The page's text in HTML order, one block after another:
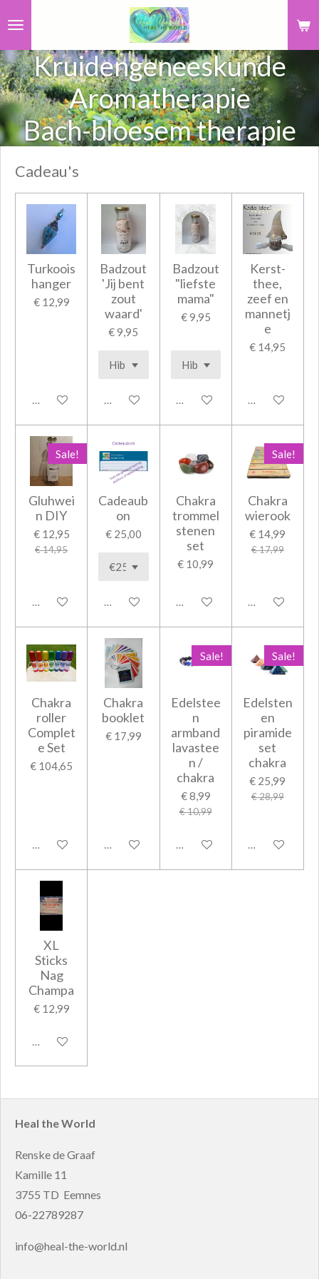
naar
de
hoofdinhoud
Kruidengeneeskunde
Aromatherapie
Bach-bloesem therapie
Cadeau's
Turkoois
hanger
€ 12,99
In winkelwagen
Badzout
'Jij bent
zout
waard'
€ 9,95
In winkelwagen
Badzout
"liefste
mama"
€ 9,95
In winkelwagen
Kerst-
thee,
zeef en
mannetj
e
€ 14,95
In
Sale!
Gluhwei
n DIY
€ 12,95
€ 14,95
In winkelwagen
Cadeaub
on
€ 25,00
In winkelwagen
Chakra
trommel
stenen
set
€ 10,99
In winkelwagen
Sale!
Chakra
wierook
€ 14,99
€ 17,99
In
Chakra
roller
Complet
e Set
€ 104,65
In winkelwagen
Chakra
booklet
€ 17,99
In winkelwagen
Sale!
Edelstee
n
armband
lavastee
n /
chakra
€ 8,99
€ 10,99
In winkelwagen
Sale!
Edelsten
en
piramide
set
chakra
€ 25,99
€ 28,99
In
XL
Sticks
Nag
Champa
€ 12,99
In winkelwagen
Heal the World
Renske de Graaf
Kamille 11
3755 TD Eemnes
06-22789287
info@heal-the-world.nl